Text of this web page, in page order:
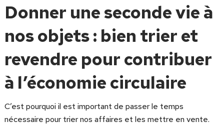
Donner une seconde vie à
nos objets : bien trier et
revendre pour contribuer
à l’économie circulaire
C’est pourquoi il est important de passer le temps
nécessaire pour trier nos affaires et les mettre en vente.